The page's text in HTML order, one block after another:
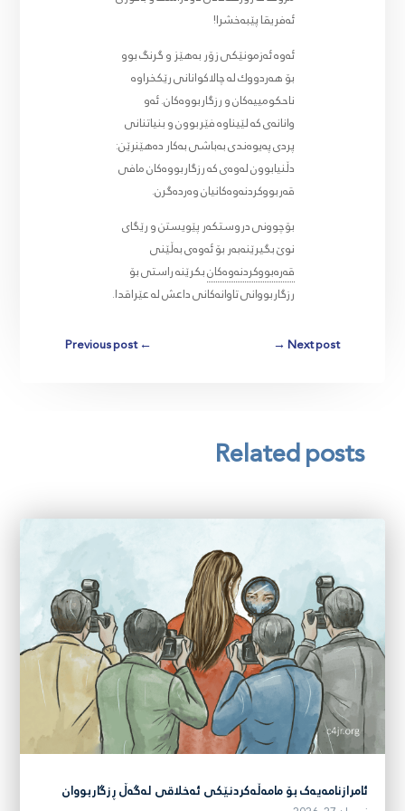
ئەفریقا پێبەخشرا!
ئەوە ئەزمونێکی زۆر بەهێز و گرنگ بوو
بۆ هەردووك لە چالاکوانانی رێکخراوە
ناحکومییەکان و رزگاربووەکان. ئەو
وانانەی کە لێیناوە فێربوون و بنیاتنانی
پردی پەیوەندی بەباشی بەکار دەهێنرێن:
دڵنیابوون لەوەی کە رزگاربووەکان مافی
قەربووکردنەوەکانیان وەردەگرن.
بۆچوونی دروستکەر پێویستن و رێگای
نوێ بگیرێنەبەر بۆ ئەوەی بەڵێنی
قەرەبووکردنەوەکانبکرێنە راستی بۆ
رزگاربووانی تاوانەکانی داعش لە عێراقدا.
←
Previous post Next post
→
Related posts
ئامرازنامەیەک بۆ مامەڵەکردنێکی ئەخلاقی لەگەڵ ڕزگاربووان